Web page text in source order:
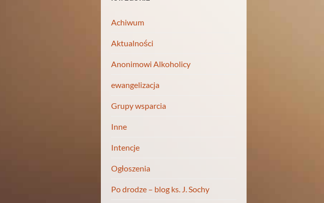
Achiwum
Aktualności
Anonimowi Alkoholicy
ewangelizacja
Grupy wsparcia
Inne
Intencje
Ogłoszenia
Po drodze – blog ks. J. Sochy